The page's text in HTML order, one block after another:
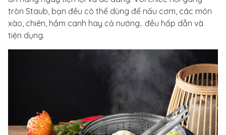
tròn Staub, bạn đều có thể dùng để nấu cơm, các món
xào, chiên, hầm canh hay cả nướng.. đều hấp dẫn và
tiện dụng.